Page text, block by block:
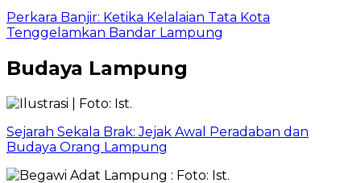
Perkara Banjir: Ketika Kelalaian Tata Kota
Tenggelamkan Bandar Lampung
Budaya Lampung
Sejarah Sekala Brak: Jejak Awal Peradaban dan
Budaya Orang Lampung